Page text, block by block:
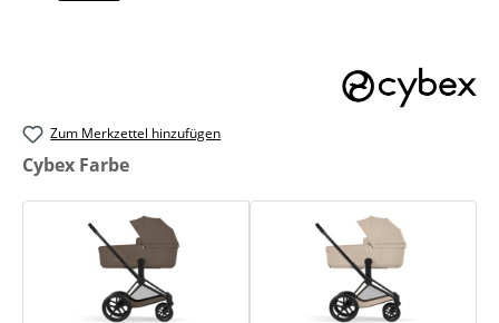
Zum Merkzettel hinzufügen
auswählen
Cybex Farbe
Black / Coconut Brown Black / Cozy Beige